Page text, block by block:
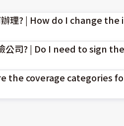
辦理? | How do I change
更作業，可逕行下載批改申請
公司? | Do I need to
書後，於要保人簽章處簽名。
the coverage